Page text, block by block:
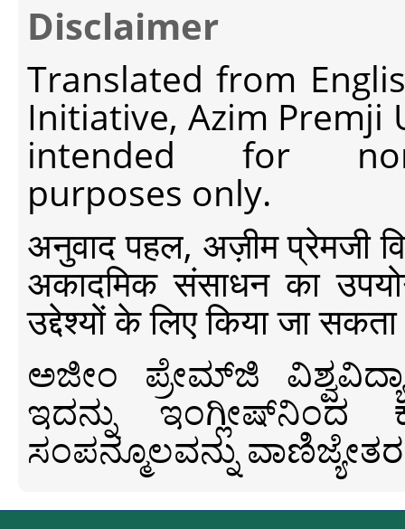
Disclaimer
Translated from
Initiative, Azim Premji
intended for non-
purposes only.
अनुवाद पहल, अज़ीम प्रेमजी
अकादमिक संसाधन का
उद्देश्यों के लिए किया जा
ಅಜೀಂ ಪ್ರೇಮ್‍ಜಿ
ಇದನ್ನು ಇಂಗ್ಲೀಷ್‍ನಿಂದ
ಸಂಪನ್ಮೂಲವನ್ನು